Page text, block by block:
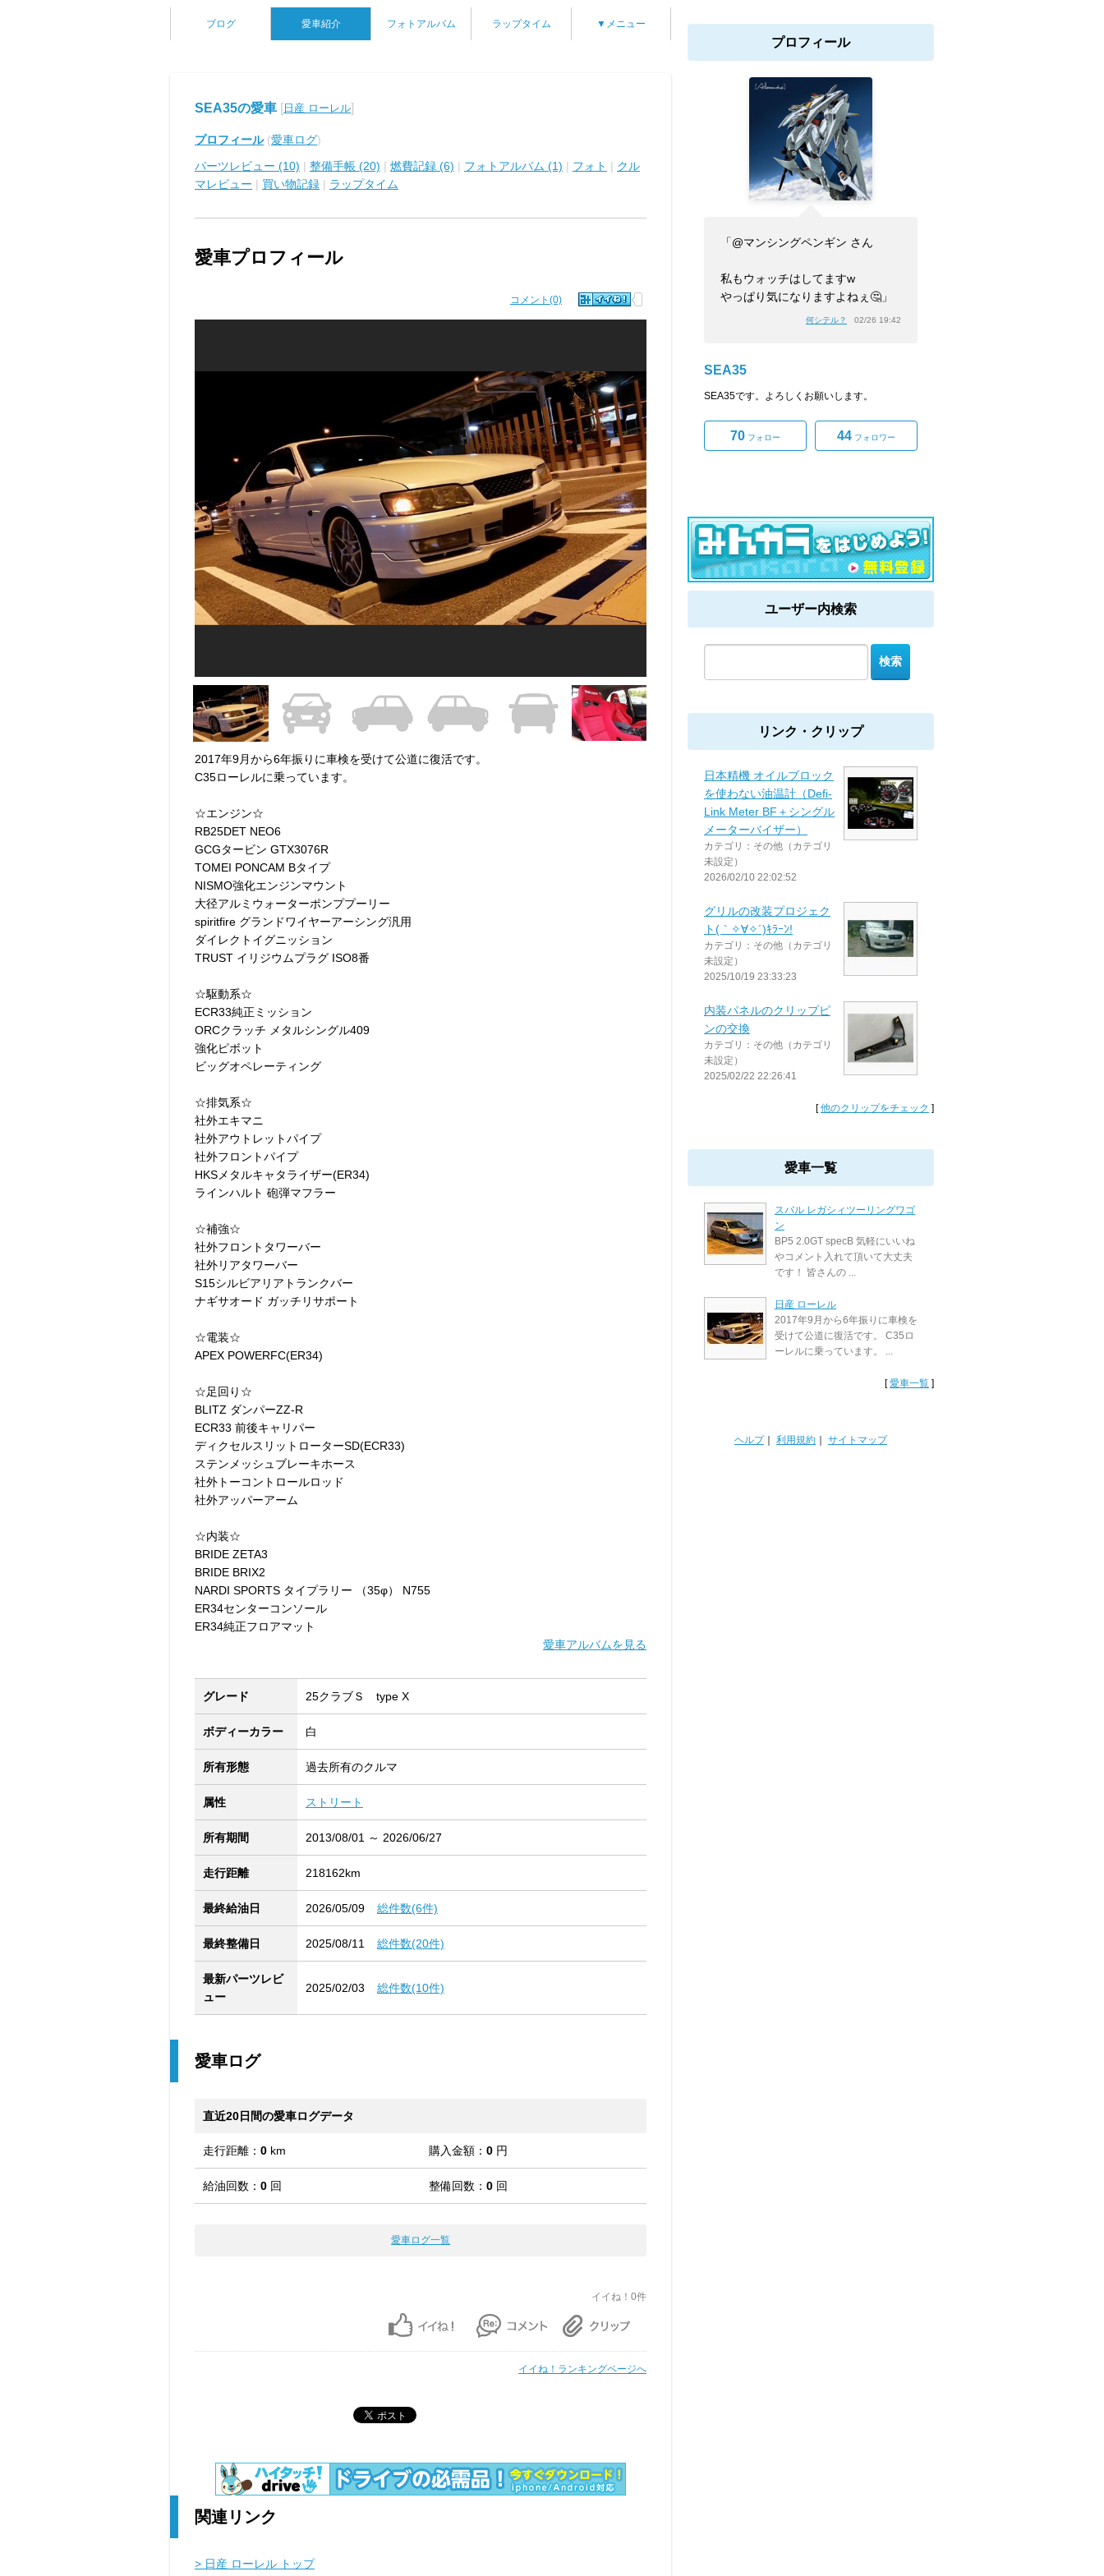
ブログ 愛車紹介 フォトアルバム ラップタイム ▼メニュー
SEA35の愛車 [ 日産 ローレル]
プロフィール(愛車ログ)
パーツレビュー (10) | 整備手帳 (20) | 燃費記録 (6) | フォトアルバム (1) | フォト | クル
マレビュー | 買い物記録 | ラップタイム
愛車プロフィール
コメント(0)
2017年9月から6年振りに車検を受けて公道に復活です。
C35ローレルに乗っています。
☆エンジン☆
RB25DET NEO6
GCGタービン GTX3076R
TOMEI PONCAM Bタイプ
NISMO強化エンジンマウント
大径アルミウォーターポンププーリー
spiritfire グランドワイヤーアーシング汎用
ダイレクトイグニッション
TRUST イリジウムプラグ ISO8番
☆駆動系☆
ECR33純正ミッション
ORCクラッチ メタルシングル409
強化ピボット
ビッグオペレーティング
☆排気系☆
社外エキマニ
社外アウトレットパイプ
社外フロントパイプ
HKSメタルキャタライザー(ER34)
ラインハルト 砲弾マフラー
☆補強☆
社外フロントタワーバー
社外リアタワーバー
S15シルビアリアトランクバー
ナギサオード ガッチリサポート
☆電装☆
APEX POWERFC(ER34)
☆足回り☆
BLITZ ダンパーZZ-R
ECR33 前後キャリパー
ディクセルスリットローターSD(ECR33)
ステンメッシュブレーキホース
社外トーコントロールロッド
社外アッパーアーム
☆内装☆
BRIDE ZETA3
BRIDE BRIX2
NARDI SPORTS タイプラリー （35φ） N755
ER34センターコンソール
ER34純正フロアマット
愛車アルバムを見る
グレード 25クラブＳ type X
ボディーカラー 白
所有形態 過去所有のクルマ
属性 ストリート
所有期間 2013/08/01 ～ 2026/06/27
走行距離 218162km
最終給油日 2026/05/09 総件数(6件)
最終整備日 2025/08/11 総件数(20件)
最新パーツレビ
ュー
2025/02/03 総件数(10件)
愛車ログ
直近20日間の愛車ログデータ
走行距離： 0 km 購入金額： 0 円
給油回数： 0 回 整備回数： 0 回
愛車ログ一覧
イイね！0件
イイね！ランキングページへ
関連リンク
> 日産 ローレル トップ
プロフィール
「@マンシングペンギン さん
私もウォッチはしてますw
やっぱり気になりますよねぇ🤔」
何シテル？ 02/26 19:42
SEA35
SEA35です。よろしくお願いします。
70 フォロー 44 フォロワー
ユーザー内検索
リンク・クリップ
日本精機 オイルブロック
を使わない油温計（Defi-
Link Meter BF＋シングル
メーターバイザー）
カテゴリ：その他（カテゴリ
未設定）
2026/02/10 22:02:52
グリルの改装プロジェク
ト(｀✧∀✧´)ｷﾗｰﾝ!
カテゴリ：その他（カテゴリ
未設定）
2025/10/19 23:33:23
内装パネルのクリップピ
ンの交換
カテゴリ：その他（カテゴリ
未設定）
2025/02/22 22:26:41
[他のクリップをチェック ]
愛車一覧
スバル レガシィツーリングワゴ
ン
BP5 2.0GT specB 気軽にいいね
やコメント入れて頂いて大丈夫
です！ 皆さんの ...
日産 ローレル
2017年9月から6年振りに車検を
受けて公道に復活です。 C35ロ
ーレルに乗っています。 ...
[愛車一覧 ]
ヘルプ｜ 利用規約 サイトマップ